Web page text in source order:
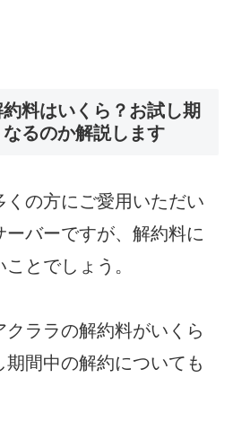
料はいくら？お試し期
るのか解説します
くの方にご愛用いただい
バーですが、解約料に
とでしょう。
ララの解約料がいくら
間中の解約についても